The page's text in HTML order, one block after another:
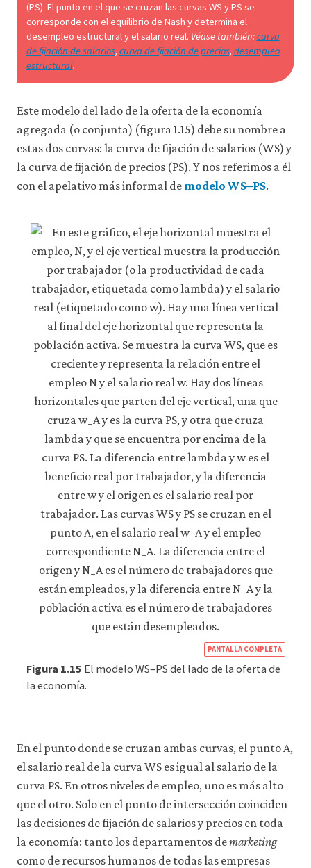
(PS). El punto en el que se cruzan las curvas WS y PS se
corresponde con el equilibrio de Nash y determina el
desempleo estructural y el salario real. Véase también:curva
de fijación de salarios, curva de fijación de precios, desempleo
estructural.
Este modelo del lado de la oferta de la economía
agregada (o conjunta) (figura 1.15) debe su nombre a
estas dos curvas: la curva de fijación de salarios (WS) y
la curva de fijación de precios (PS). Y nos referimos a él
con el apelativo más informal de modelo WS–PS.
PANTALLA COMPLETA
Figura 1.15 El modelo WS–PS del lado de la oferta de
la economía.
En el punto donde se cruzan ambas curvas, el punto A,
el salario real de la curva WS es igual al salario de la
curva PS. En otros niveles de empleo, uno es más alto
que el otro. Solo en el punto de intersección coinciden
las decisiones de fijación de salarios y precios en toda
la economía: tanto los departamentos demarketing
como de recursos humanos de todas las empresas